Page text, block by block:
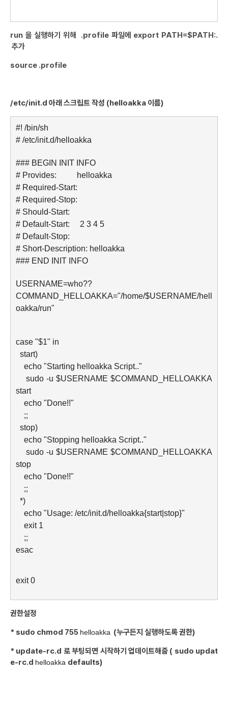
run 을 실행하기 위해 .profile 파일에 export PATH=$PATH:.
추가
source .profile
/etc/init.d 아래 스크립트 작성 (helloakka 이름)
#! /bin/sh
# /etc/init.d/helloakka
### BEGIN INIT INFO
# Provides: helloakka
# Required-Start:
# Required-Stop:
# Should-Start:
# Default-Start: 2 3 4 5
# Default-Stop:
# Short-Description: helloakka
### END INIT INFO
USERNAME=who??
COMMAND_HELLOAKKA="/home/$USERNAME/hell
oakka/run"
case "$1" in
start)
echo "Starting helloakka Script.."
sudo -u $USERNAME $COMMAND_HELLOAKKA
start
echo "Done!!"
;;
stop)
echo "Stopping helloakka Script.."
sudo -u $USERNAME $COMMAND_HELLOAKKA
stop
echo "Done!!"
;;
*)
echo "Usage: /etc/init.d/helloakka{start|stop}"
exit 1
;;
esac
exit 0
권한설정
* sudo chmod 755 helloakka (누구든지 실행하도록 권한)
* update-rc.d 로 부팅되면 시작하기 업데이트해줌 ( sudo updat
e-rc.d helloakka defaults)